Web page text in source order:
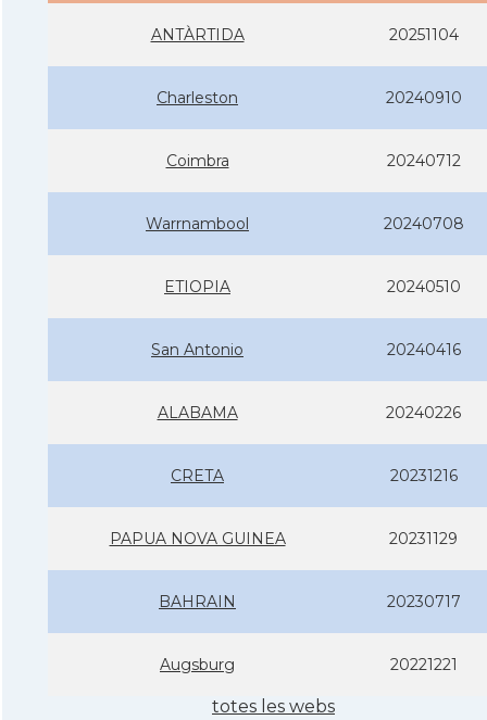
ANTÀRTIDA 20251104
Charleston 20240910
Coimbra 20240712
Warrnambool 20240708
ETIOPIA 20240510
San Antonio 20240416
ALABAMA 20240226
CRETA 20231216
PAPUA NOVA GUINEA 20231129
BAHRAIN 20230717
Augsburg 20221221
totes les webs